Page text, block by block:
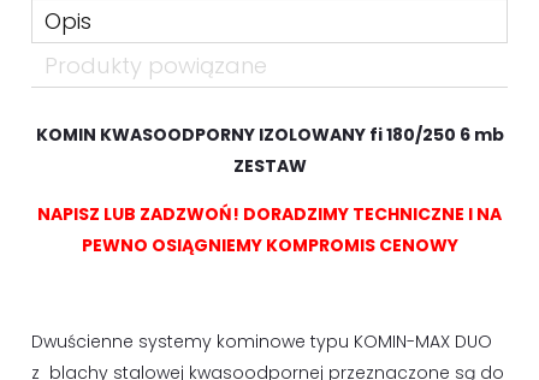
Opis
Produkty powiązane
KOMIN KWASOODPORNY IZOLOWANY fi 180/250 6 mb
ZESTAW
NAPISZ LUB ZADZWOŃ! DORADZIMY TECHNICZNE I NA
PEWNO OSIĄGNIEMY KOMPROMIS CENOWY
Dwuścienne systemy kominowe typu KOMIN-MAX DUO
z blachy stalowej kwasoodpornej przeznaczone są do